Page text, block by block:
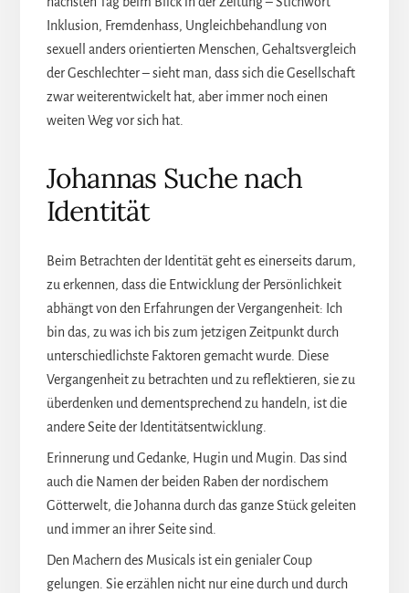
Inklusion, Fremdenhass, Ungleichbehandlung von
sexuell anders orientierten Menschen, Gehaltsvergleich
der Geschlechter – sieht man, dass sich die Gesellschaft
zwar weiterentwickelt hat, aber immer noch einen
weiten Weg vor sich hat.
Johannas Suche nach
Identität
Beim Betrachten der Identität geht es einerseits darum,
zu erkennen, dass die Entwicklung der Persönlichkeit
abhängt von den Erfahrungen der Vergangenheit: Ich
bin das, zu was ich bis zum jetzigen Zeitpunkt durch
unterschiedlichste Faktoren gemacht wurde. Diese
Vergangenheit zu betrachten und zu reflektieren, sie zu
überdenken und dementsprechend zu handeln, ist die
andere Seite der Identitätsentwicklung.
Erinnerung und Gedanke, Hugin und Mugin. Das sind
auch die Namen der beiden Raben der nordischem
Götterwelt, die Johanna durch das ganze Stück geleiten
und immer an ihrer Seite sind.
Den Machern des Musicals ist ein genialer Coup
gelungen. Sie erzählen nicht nur eine durch und durch